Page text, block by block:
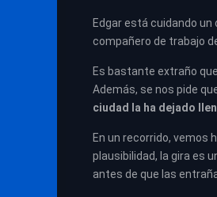
Edgar está cuidando un
compañero de trabajo
Es bastante extraño
Además, se nos pide
ciudad la ha dejado
En un recorrido, vemos
plausibilidad, la gira es
antes de que las